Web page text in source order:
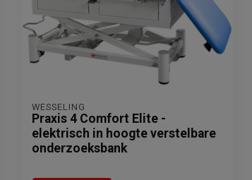
WESSELING
Praxis 4 Comfort Elite -
elektrisch in hoogte verstelbare
onderzoeksbank